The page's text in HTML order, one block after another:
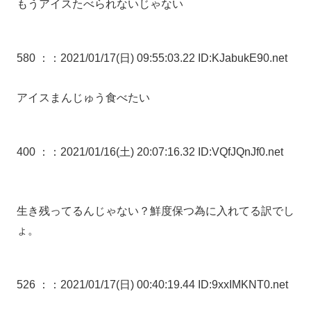
もうアイスたべられないじゃない
580 ： ：2021/01/17(日) 09:55:03.22 ID:KJabukE90.net
アイスまんじゅう食べたい
400 ： ：2021/01/16(土) 20:07:16.32 ID:VQfJQnJf0.net
生き残ってるんじゃない？鮮度保つ為に入れてる訳でし
ょ。
526 ： ：2021/01/17(日) 00:40:19.44 ID:9xxIMKNT0.net